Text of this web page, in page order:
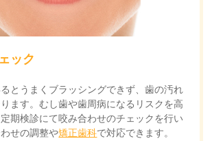
ック
とうまくブラッシングできず、歯の汚れ
ます。むし歯や歯周病になるリスクを高
期検診にて咬み合わせのチェックを行い
せの調整や矯正歯科で対応できます。